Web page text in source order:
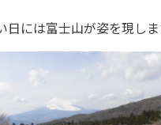
日には富士山が姿を現しま